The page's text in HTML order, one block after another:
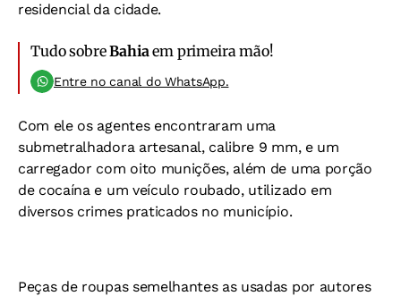
residencial da cidade.
Tudo sobreBahia em primeira mão!
Entre no canal do WhatsApp.
Com ele os agentes encontraram uma
submetralhadora artesanal, calibre 9 mm, e um
carregador com oito munições, além de uma porção
de cocaína e um veículo roubado, utilizado em
diversos crimes praticados no município.
Peças de roupas semelhantes as usadas por autores